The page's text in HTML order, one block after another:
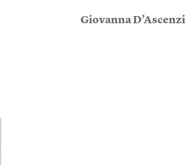
Giovanna D’Ascenzi